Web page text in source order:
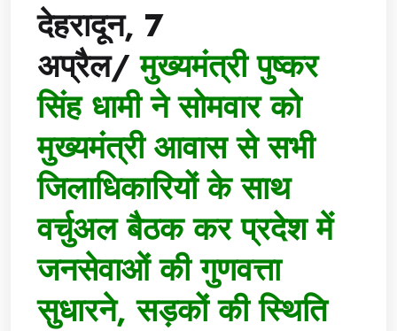
देहरादून, 7
अप्रैल/मुख्यमंत्री पुष्कर
सिंह धामी ने सोमवार को
मुख्यमंत्री आवास से सभी
जिलाधिकारियों के साथ
वर्चुअल बैठक कर प्रदेश में
जनसेवाओं की गुणवत्ता
सुधारने, सड़कों की स्थिति